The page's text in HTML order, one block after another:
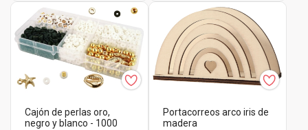
Cajón de perlas oro,
negro y blanco - 1000
Portacorreos arco iris de
madera